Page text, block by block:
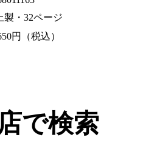
製・32ページ
円（税込）
で検索